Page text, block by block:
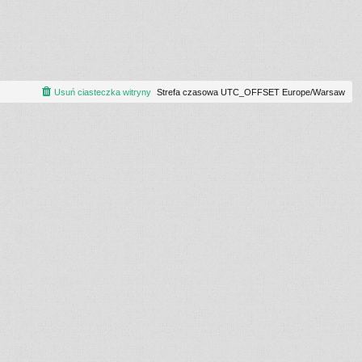
Strefa czasowa UTC_OFFSET Europe/Warsaw
Usuń ciasteczka witryny